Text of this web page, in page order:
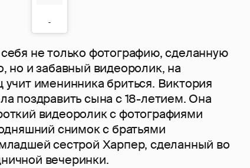
не только фотографию, сделанную
но и забавный видеоролик, на
именинника бриться. Виктория
поздравить сына с 18-летием. Она
видеоролик с фотографиями
снимок с братьями
сестрой Харпер, сделанный во
вечеринки.